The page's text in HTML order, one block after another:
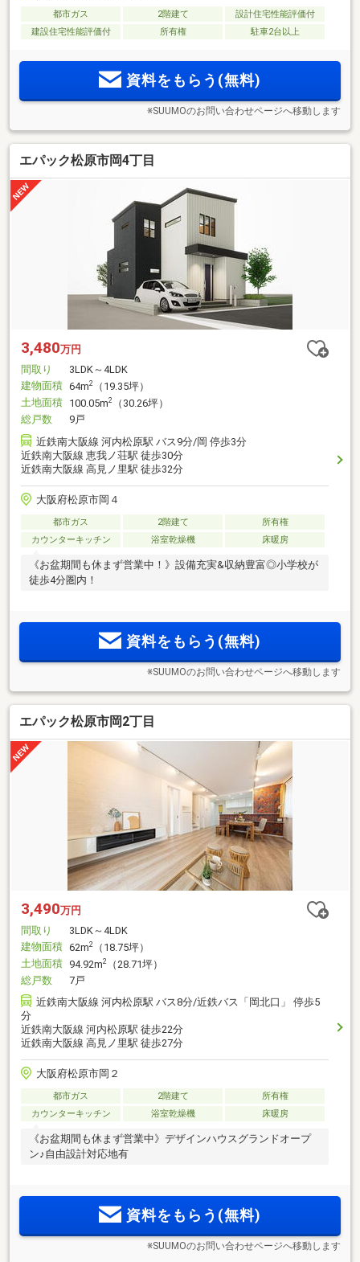
都市ガス 2階建て
設計住宅性能評価付
建設住宅性能評価付
所有権 駐車2台以上
資料をもらう(無料)
※SUUMOのお問い合わせページへ移動します
エパック松原市岡4丁目
3,480万円
間取り
3LDK～4LDK
建物面積 64m2
（19.35坪）
土地面積 100.05m2
（30.26坪）
総戸数
9戸
近鉄南大阪線 河内松原駅 バス9分/岡 停歩3分
近鉄南大阪線 恵我ノ荘駅 徒歩30分
近鉄南大阪線 高見ノ里駅 徒歩32分
大阪府松原市岡４
都市ガス 2階建て
所有権
カウンターキッチン
浴室乾燥機 床暖房
《お盆期間も休まず営業中！》設備充実&収納豊富◎小学校が
徒歩4分圏内！
資料をもらう(無料)
※SUUMOのお問い合わせページへ移動します
エパック松原市岡2丁目
3,490万円
間取り
3LDK～4LDK
建物面積 62m2
（18.75坪）
土地面積 94.92m2
（28.71坪）
総戸数
7戸
近鉄南大阪線 河内松原駅 バス8分/近鉄バス「岡北口」 停歩5
分
近鉄南大阪線 河内松原駅 徒歩22分
近鉄南大阪線 高見ノ里駅 徒歩27分
大阪府松原市岡２
都市ガス 2階建て
所有権
カウンターキッチン
浴室乾燥機 床暖房
《お盆期間も休まず営業中》デザインハウスグランドオープ
ン♪自由設計対応地有
資料をもらう(無料)
※SUUMOのお問い合わせページへ移動します